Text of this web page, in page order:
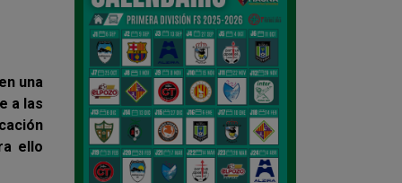
una
a las
ello